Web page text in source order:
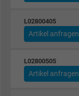
L02800405
Artikel anfragen
L02800505
Artikel anfragen